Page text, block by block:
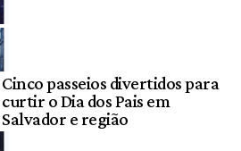
Cinco passeios divertidos para
curtir o Dia dos Pais em
Salvador e região